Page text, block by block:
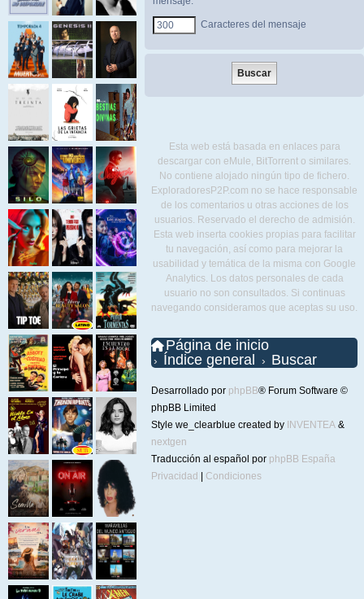
Caracteres del mensaje
Esta web está basada en enlaces para
descargar con eMule, BitTorrent o similares.
No contiene alojado ningún tipo de fichero.
ExploradoresP2P.com no se hace responsable
de los comentarios u otras acciones de los
usuarios. Reservado el derecho de admisión.
Esta web inserta cookies propias para facilitar
tu navegación, así como para mejorar la
usabilidad y temática de la misma con Google
Analytics. Los datos personales de cada
usuario no son consultados. Si continuas
navegando consideramos que aceptas su uso.
Página de inicio
Índice general
Buscar
Desarrollado por phpBB® Forum Software ©
phpBB Limited
Style we_clearblue created by INVENTEA &
nextgen
Traducción al español por phpBB España
Privacidad
Condiciones